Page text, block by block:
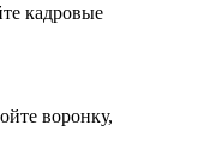
кадровые
воронку,